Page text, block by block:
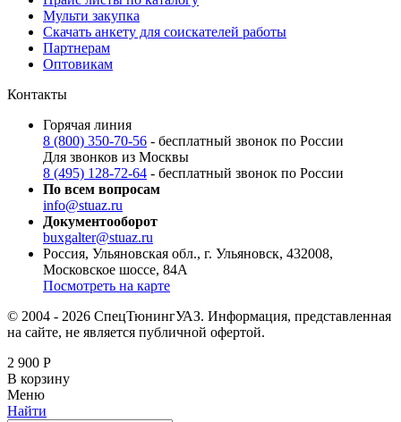
Мульти закупка
Скачать анкету для соискателей работы
Партнерам
Оптовикам
Контакты
Горячая линия
8 (800) 350-70-56 - бесплатный звонок по России
Для звонков из Москвы
8 (495) 128-72-64 - бесплатный звонок по России
По всем вопросам
info@stuaz.ru
Документооборот
buxgalter@stuaz.ru
Россия, Ульяновская обл., г. Ульяновск, 432008,
Московское шоссе, 84А
Посмотреть на карте
© 2004 - 2026 СпецТюнингУАЗ. Информация, представленная
на сайте, не является публичной офертой.
2 900 Р
В корзину
Меню
Найти